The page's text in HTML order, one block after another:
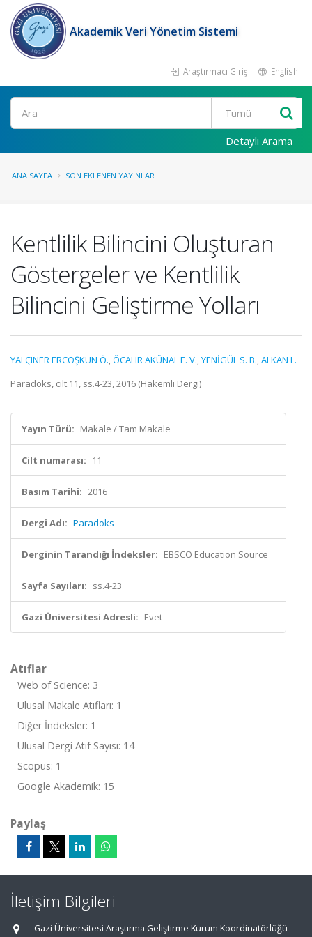
Akademik Veri Yönetim Sistemi
Araştırmacı Girişi English
Ara
Detaylı Arama
ANA SAYFA SON EKLENEN YAYINLAR
Kentlilik Bilincini Oluşturan
Göstergeler ve Kentlilik
Bilincini Geliştirme Yolları
YALÇINER ERCOŞKUN Ö.,ÖCALIR AKÜNAL E. V.,YENİGÜL S. B.,ALKAN L.
Paradoks, cilt.11, ss.4-23, 2016 (Hakemli Dergi)
Yayın Türü: Makale / Tam Makale
Cilt numarası: 11
Basım Tarihi: 2016
Dergi Adı: Paradoks
Derginin Tarandığı İndeksler: EBSCO Education Source
Sayfa Sayıları: ss.4-23
Gazi Üniversitesi Adresli: Evet
Atıflar
Web of Science: 3
Ulusal Makale Atıfları: 1
Diğer İndeksler: 1
Ulusal Dergi Atıf Sayısı: 14
Scopus: 1
Google Akademik: 15
Paylaş
İletişim Bilgileri
Gazi Üniversitesi Araştırma Geliştirme Kurum Koordinatörlüğü